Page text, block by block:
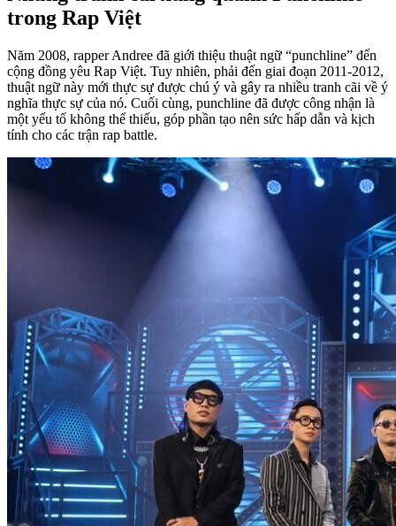
trong Rap Việt
Năm 2008, rapper Andree đã giới thiệu thuật ngữ “punchline” đến
cộng đồng yêu Rap Việt. Tuy nhiên, phải đến giai đoạn 2011-2012,
thuật ngữ này mới thực sự được chú ý và gây ra nhiều tranh cãi về ý
nghĩa thực sự của nó. Cuối cùng, punchline đã được công nhận là
một yếu tố không thể thiếu, góp phần tạo nên sức hấp dẫn và kịch
tính cho các trận rap battle.